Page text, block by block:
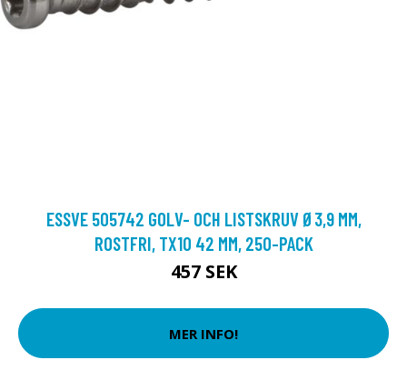
ESSVE 505742 GOLV- OCH LISTSKRUV Ø3,9 MM,
ROSTFRI, TX10 42 MM, 250-PACK
457 SEK
MER INFO!